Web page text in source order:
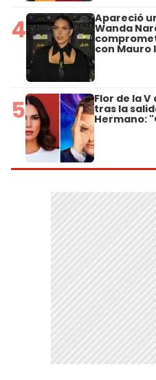
4 Apareció
Wanda
con Mauro
5 Flor de la
tras la
Hermano: